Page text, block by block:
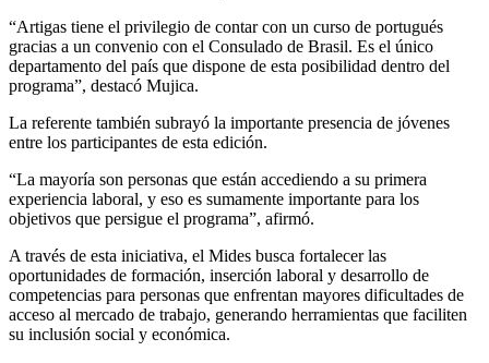
“Artigas tiene el privilegio de contar con un curso de portugués
gracias a un convenio con el Consulado de Brasil. Es el único
departamento del país que dispone de esta posibilidad dentro del
programa”, destacó Mujica.
La referente también subrayó la importante presencia de jóvenes
entre los participantes de esta edición.
“La mayoría son personas que están accediendo a su primera
experiencia laboral, y eso es sumamente importante para los
objetivos que persigue el programa”, afirmó.
A través de esta iniciativa, el Mides busca fortalecer las
oportunidades de formación, inserción laboral y desarrollo de
competencias para personas que enfrentan mayores dificultades de
acceso al mercado de trabajo, generando herramientas que faciliten
su inclusión social y económica.